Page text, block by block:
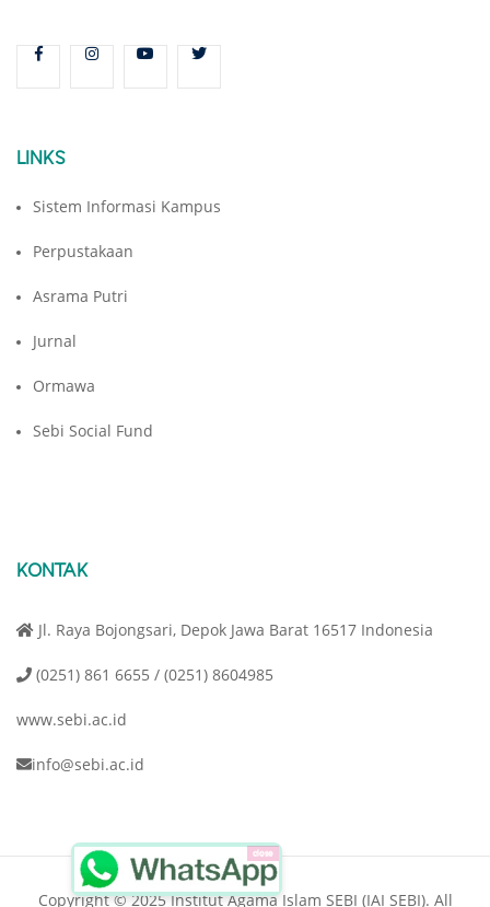
LINKS
Sistem Informasi Kampus
Perpustakaan
Asrama Putri
Jurnal
Ormawa
Sebi Social Fund
KONTAK
Jl. Raya Bojongsari, Depok Jawa Barat 16517 Indonesia
(0251) 861 6655 / (0251) 8604985
www.sebi.ac.id
info@sebi.ac.id
Copyright © 2025 Institut Agama Islam SEBI (IAI SEBI). All
close